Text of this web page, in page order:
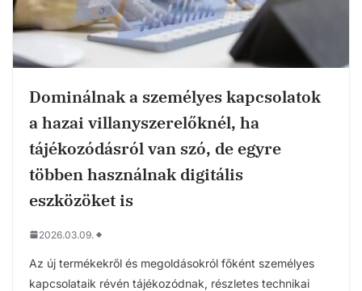
Dominálnak a személyes kapcsolatok
a hazai villanyszerelőknél, ha
tájékozódásról van szó, de egyre
többen használnak digitális
eszközöket is
2026.03.09.
Az új termékekről és megoldásokról főként személyes
kapcsolataik révén tájékozódnak, részletes technikai